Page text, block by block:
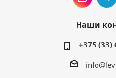
Наши
+375 (33)